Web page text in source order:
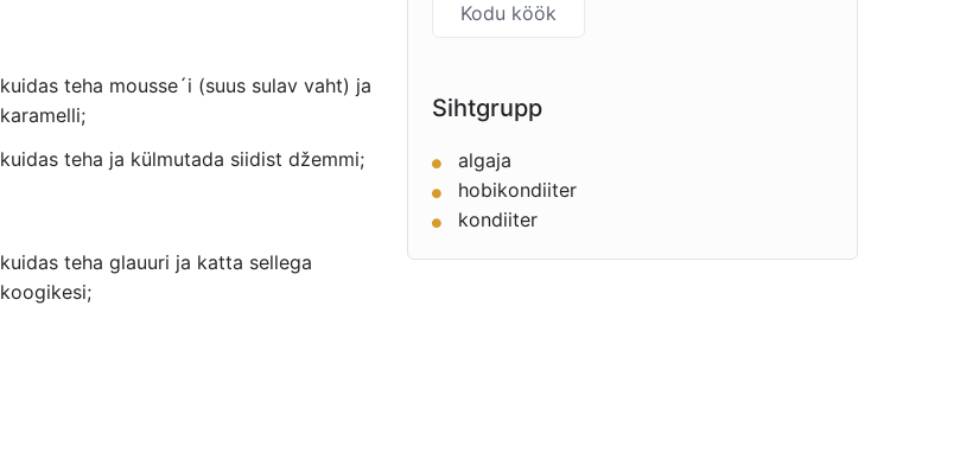
kuidas teha mousse´i (suus sulav vaht) ja
karamelli;
kuidas teha ja külmutada siidist džemmi;
kuidas teha glauuri ja katta sellega
koogikesi;
Kodu köök
Sihtgrupp
algaja
hobikondiiter
kondiiter